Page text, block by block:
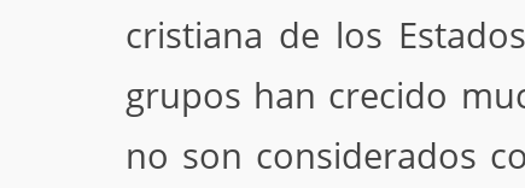
cristiana de los
grupos han crecido
no son considerados